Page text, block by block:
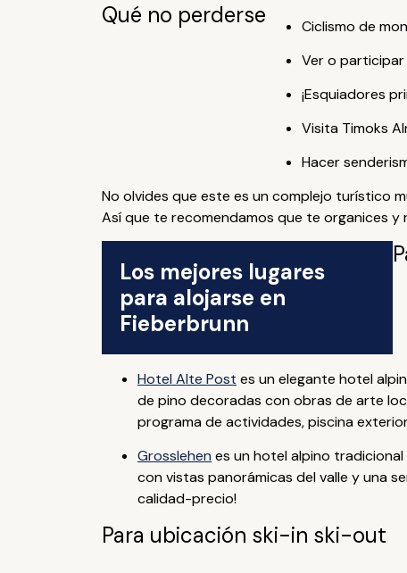
Qué no perderse
Ciclismo de
Ver o participar
¡Esquiadores
Visita Timoks
Hacer
No olvides que este es un complejo turístico
Así que te recomendamos que te organices
Los mejores lugares
para alojarse en
Fieberbrunn
Hotel Alte Post es un elegante hotel
de pino decoradas con obras de arte
programa de actividades, piscina
Grosslehen es un hotel alpino
con vistas panorámicas del valle y una
calidad-precio!
Para ubicación ski-in ski-out